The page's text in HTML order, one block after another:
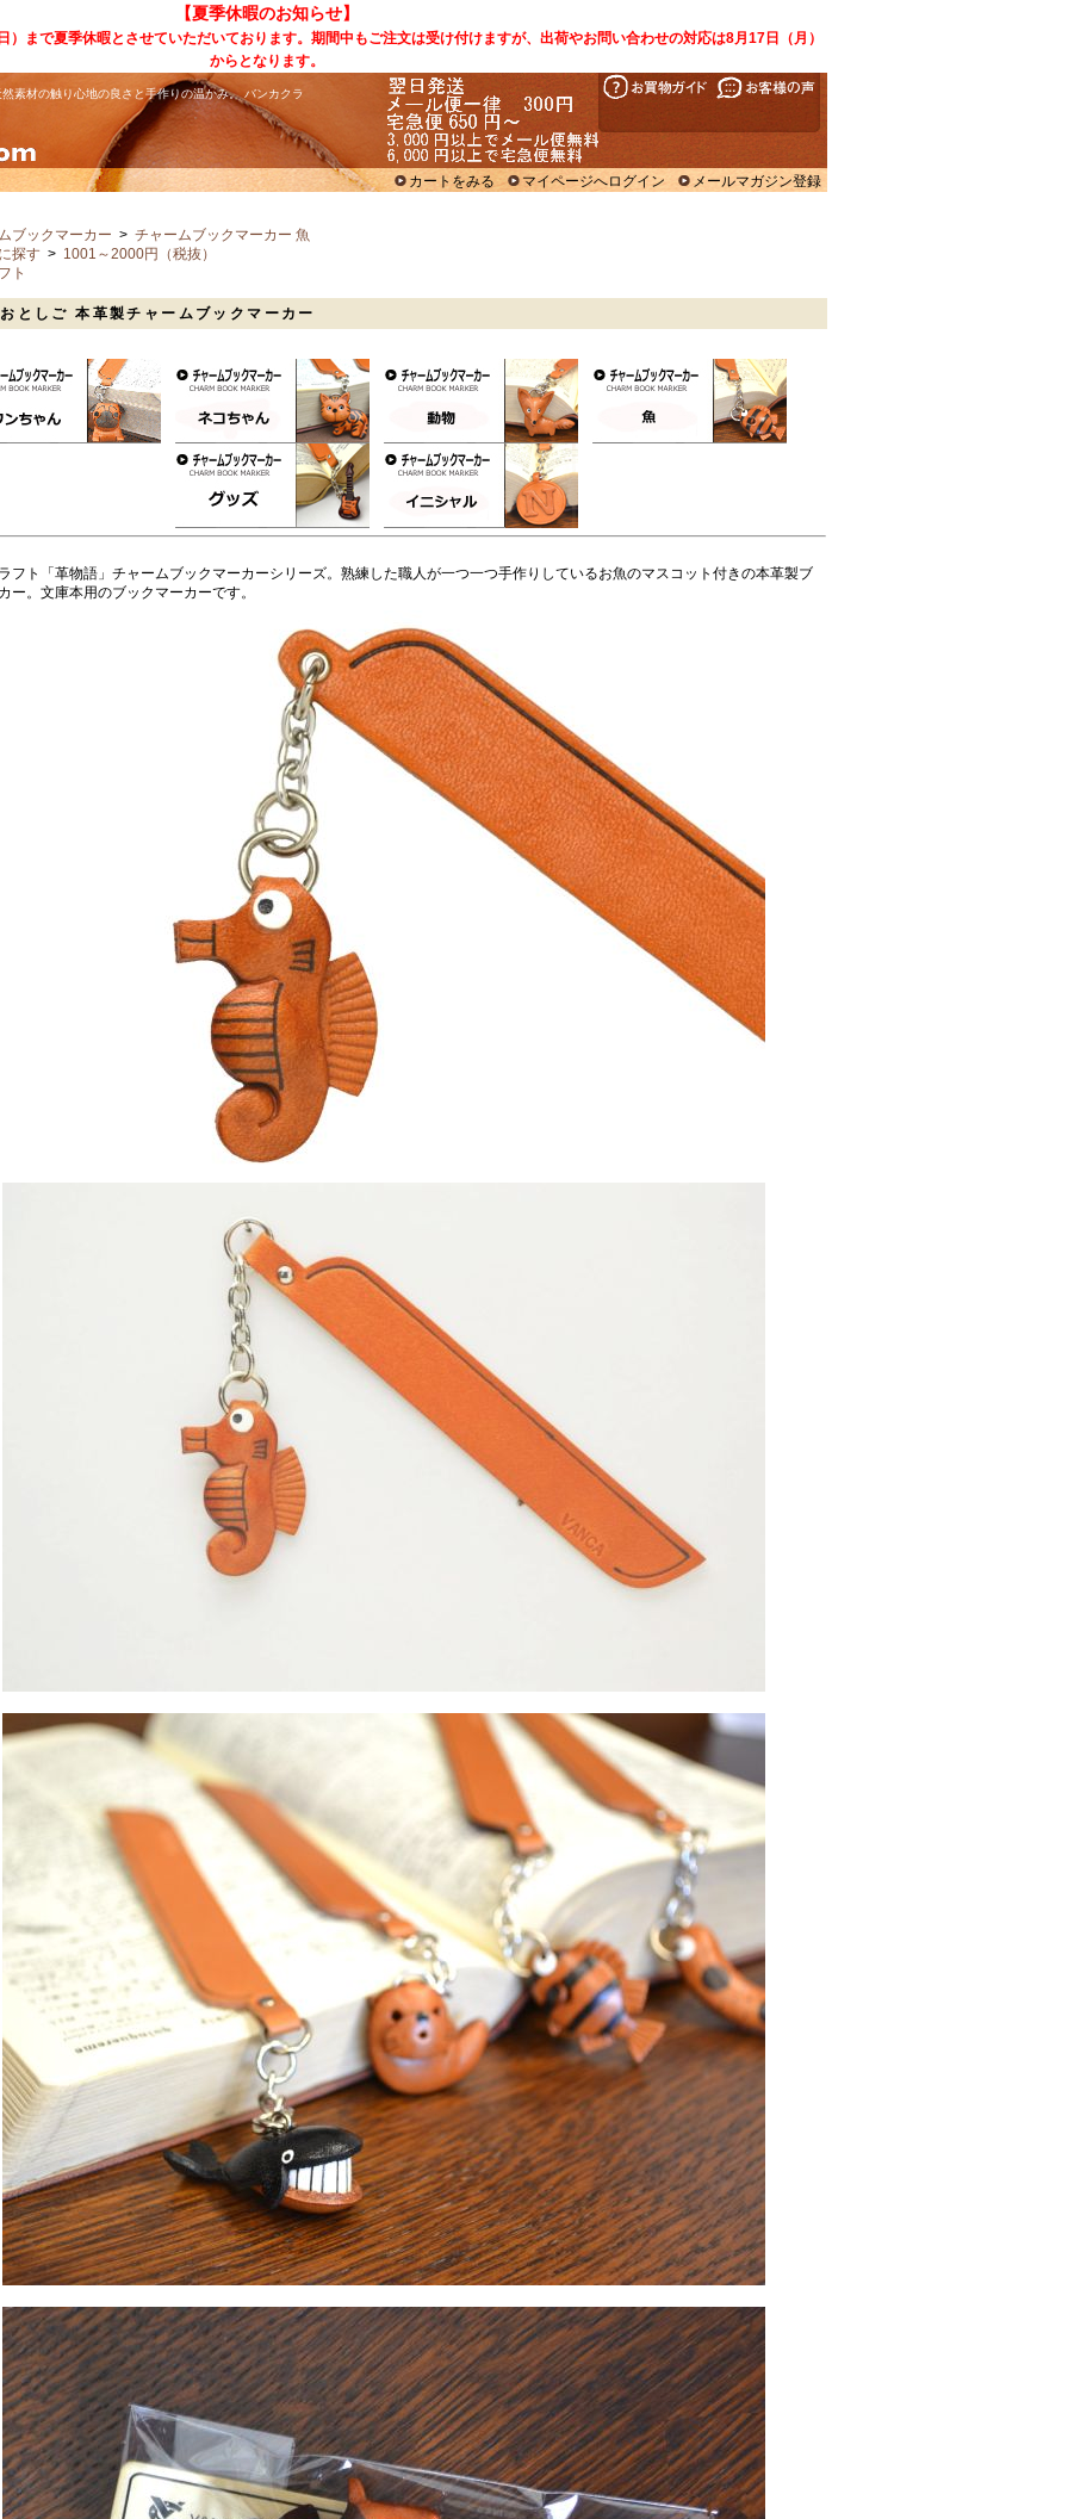
【夏季休暇のお知らせ】
まで夏季休暇とさせていただいております。期間中もご注文は受け付けますが、出荷やお問い合わせの対応は8月17日（月）
からとなります。
素材の触り心地の良さと手作りの温かみ。 バンカクラ
カートをみる マイページへログイン メールマガジン登録
ブックマーカー > チャームブックマーカー 魚
探す > 1001～2000円（税抜）
ト
としご 本革製チャームブックマーカー
フト「革物語」チャームブックマーカーシリーズ。熟練した職人が一つ一つ手作りしているお魚のマスコット付きの本革製ブ
ー。文庫本用のブックマーカーです。